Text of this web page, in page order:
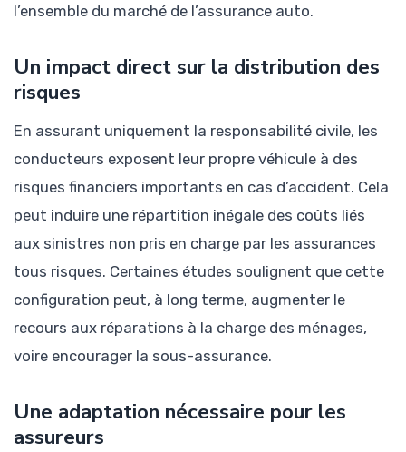
l’ensemble du marché de l’assurance auto.
Un impact direct sur la distribution des
risques
En assurant uniquement la responsabilité civile, les
conducteurs exposent leur propre véhicule à des
risques financiers importants en cas d’accident. Cela
peut induire une répartition inégale des coûts liés
aux sinistres non pris en charge par les assurances
tous risques. Certaines études soulignent que cette
configuration peut, à long terme, augmenter le
recours aux réparations à la charge des ménages,
voire encourager la sous-assurance.
Une adaptation nécessaire pour les
assureurs